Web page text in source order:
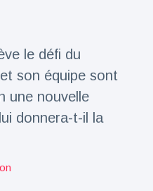
le défi du
son équipe sont
une nouvelle
donnera-t-il la